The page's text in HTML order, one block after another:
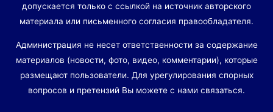
допускается только с ссылкой на источник авторского
материала или письменного согласия правообладателя.
Администрация не несет ответственности за содержание
материалов (новости, фото, видео, комментарии), которые
размещают пользователи. Для урегулирования спорных
вопросов и претензий Вы можете с нами связаться.